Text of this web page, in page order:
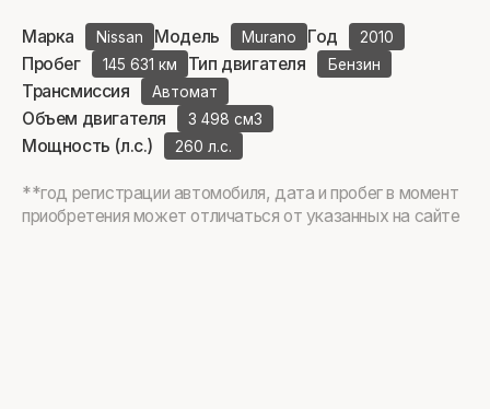
Марка Nissan Модель Murano Год 2010
Пробег 145 631 км Тип двигателя Бензин
Трансмиссия Автомат
Объем двигателя 3 498 см3
Мощность (л.с.) 260 л.с.
**год регистрации автомобиля, дата и пробег в момент
приобретения может отличаться от указанных на сайте